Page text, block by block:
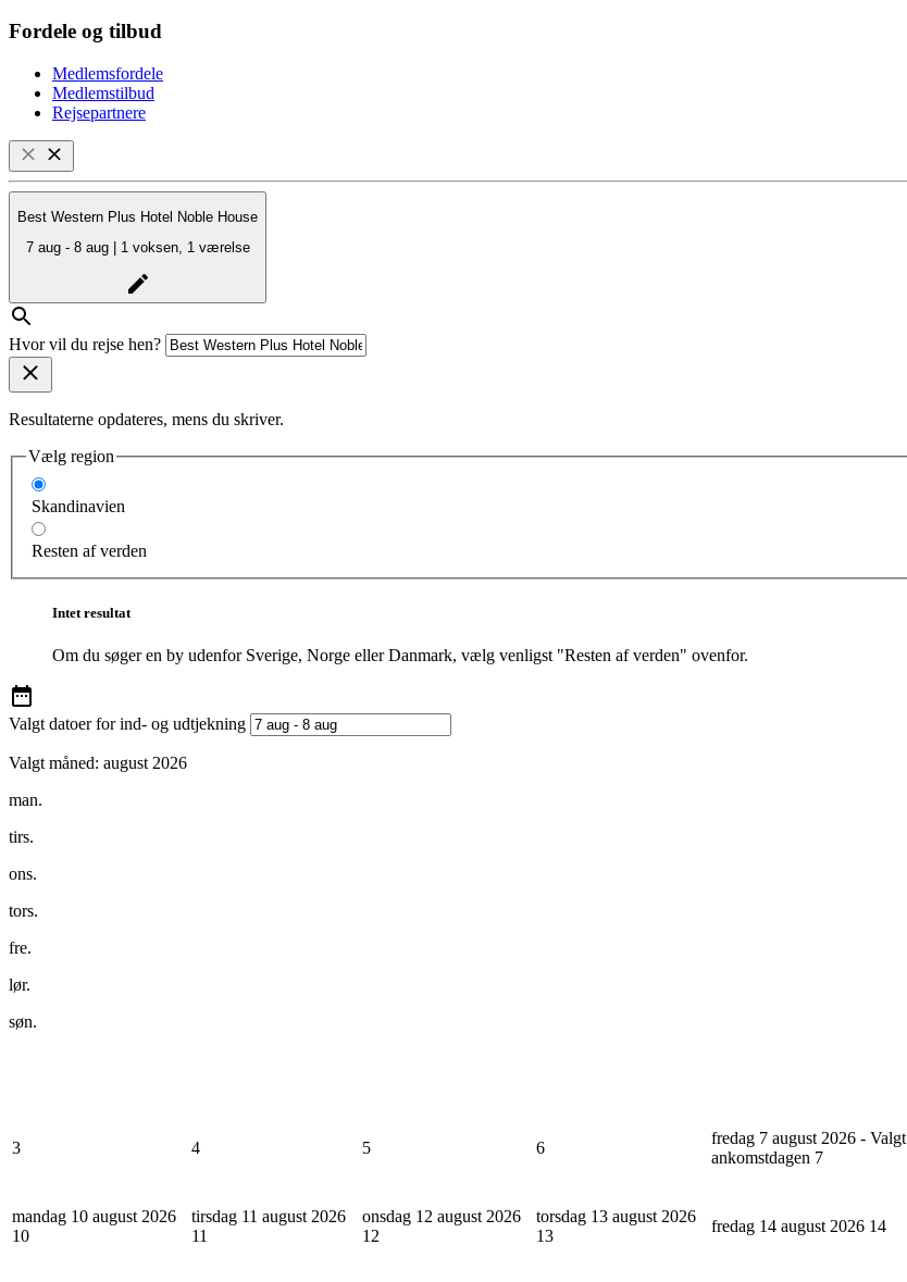
Fordele og tilbud
Medlemsfordele
Medlemstilbud
Rejsepartnere
Best Western Plus Hotel Noble House
7 aug - 8 aug | 1 voksen, 1 værelse
Hvor vil du rejse hen?
Resultaterne opdateres, mens du skriver.
Vælg region
Skandinavien
Resten af verden
Intet resultat
Om du søger en by udenfor Sverige, Norge eller Danmark, vælg venligst "Resten af verden" ovenfor.
Valgt datoer for ind- og udtjekning
Valgt måned: august 2026
man.
tirs.
ons.
tors.
fre.
lør.
søn.
3 4 5 6
fredag 7 august 2026 - Valgt
ankomstdagen 7
mandag 10 august 2026
10
tirsdag 11 august 2026
11
onsdag 12 august 2026
12
torsdag 13 august 2026
13
fredag 14 august 2026 14